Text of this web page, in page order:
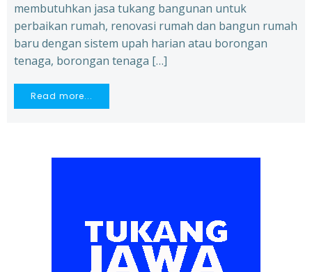
membutuhkan jasa tukang bangunan untuk
perbaikan rumah, renovasi rumah dan bangun rumah
baru dengan sistem upah harian atau borongan
tenaga, borongan tenaga […]
Read more...